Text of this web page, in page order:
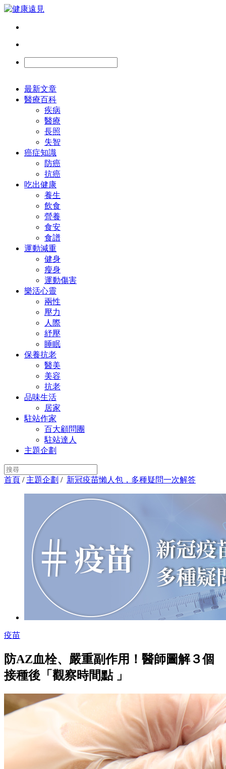
最新文章
醫療百科
疾病
醫療
長照
失智
癌症知識
防癌
抗癌
吃出健康
養生
飲食
營養
食安
食譜
運動減重
健身
瘦身
運動傷害
樂活心靈
兩性
壓力
人際
紓壓
睡眠
保養抗老
醫美
美容
抗老
品味生活
居家
駐站作家
百大顧問團
駐站達人
主題企劃
首頁 / 主題企劃 / 新冠疫苗懶人包，多種疑問一次解答
疫苗
防AZ血栓、嚴重副作用！醫師圖解３個
接種後「觀察時間點 」